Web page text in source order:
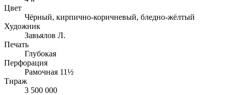
Цвет
Чёрный, кирпично-коричневый, бледно-жёлтый
Художник
Завьялов Л.
Печать
Глубокая
Перфорация
Рамочная 11½
Тираж
3 500 000